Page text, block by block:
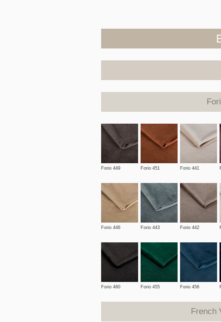
Forio 449 Forio 451 Forio 441
Forio 446 Forio 443 Forio 442
Forio 460 Forio 455 Forio 456